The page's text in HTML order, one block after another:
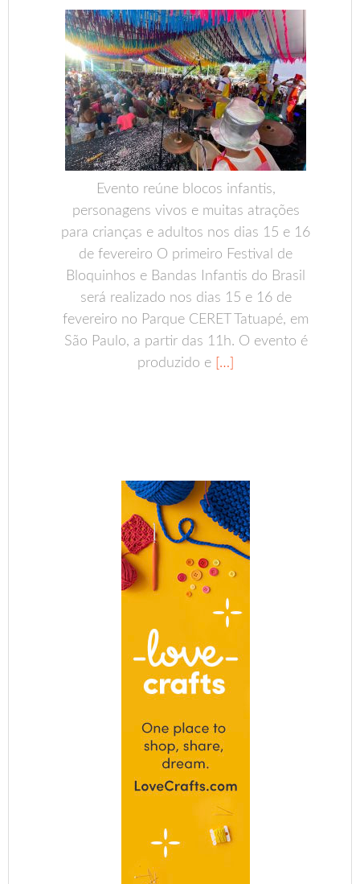
Evento reúne blocos infantis,
personagens vivos e muitas atrações
para crianças e adultos nos dias 15 e 16
de fevereiro O primeiro Festival de
Bloquinhos e Bandas Infantis do Brasil
será realizado nos dias 15 e 16 de
fevereiro no Parque CERET Tatuapé, em
São Paulo, a partir das 11h. O evento é
produzido e […]